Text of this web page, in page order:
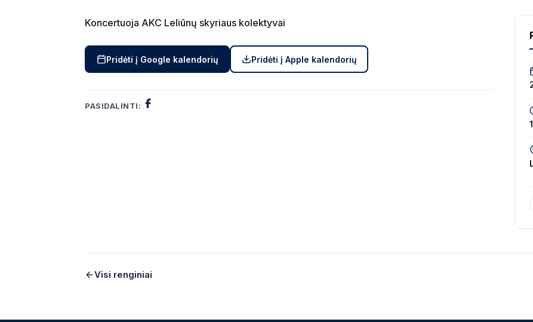
Koncertuoja AKC Leliūnų skyriaus kolektyvai
Pridėti į Google kalendorių Pridėti į Apple kalendorių
PASIDALINTI:
Visi renginiai